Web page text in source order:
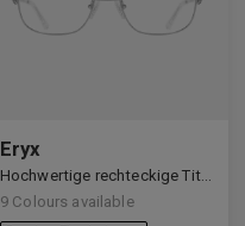
Eryx
Hochwertige rechteckige Titanrahmen, verziert mit weißen Zirkonia, die avantgardistisches Design und eine beeindruckende Brillanz präsentieren.
9 Colours available